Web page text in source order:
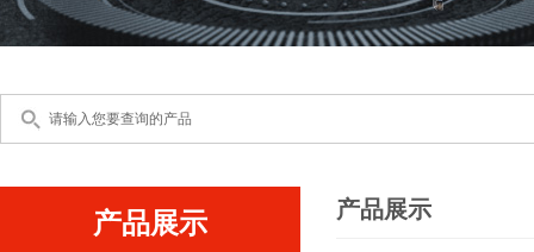
产品展示 产品展示